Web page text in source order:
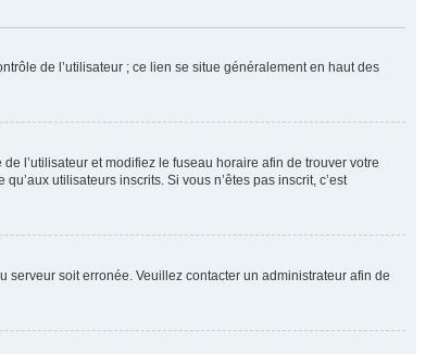
de l’utilisateur ; ce lien se situe généralement en haut des
l’utilisateur et modifiez le fuseau horaire afin de trouver votre
utilisateurs inscrits. Si vous n’êtes pas inscrit, c’est
serveur soit erronée. Veuillez contacter un administrateur afin de